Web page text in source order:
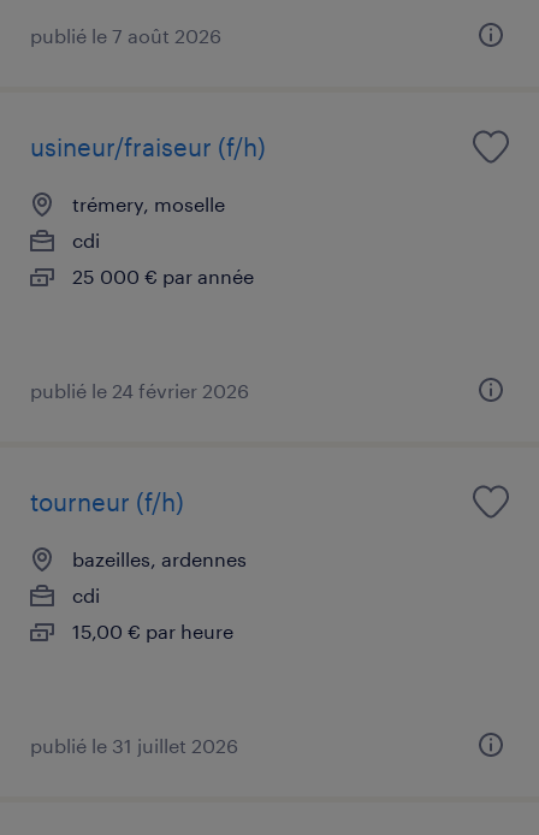
publié le 7 août 2026
usineur/fraiseur (f/h)
trémery, moselle
cdi
25 000 € par année
publié le 24 février 2026
tourneur (f/h)
bazeilles, ardennes
cdi
15,00 € par heure
publié le 31 juillet 2026